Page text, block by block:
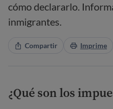
cómo declararlo.
inmigrantes.
Compartir Imprime
¿Qué son los